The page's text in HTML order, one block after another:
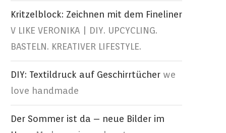
Kritzelblock: Zeichnen mit dem Fineliner
V LIKE VERONIKA | DIY. UPCYCLING.
BASTELN. KREATIVER LIFESTYLE.
DIY: Textildruck auf Geschirrtücher we
love handmade
Der Sommer ist da – neue Bilder im